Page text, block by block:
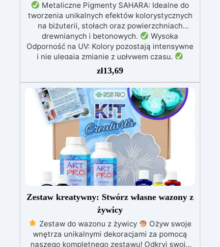
Metaliczne Pigmenty SAHARA: Idealne do
tworzenia unikalnych efektów kolorystycznych
na biżuterii, stołach oraz powierzchniach
drewnianych i betonowych.
Wysoka
Odporność na UV: Kolory pozostają intensywne
i nie ulegają zmianie z upływem czasu.
Wszechstronność Zastosowania: Doskonałe do
żywicy epoksydowej, rękodzieła, modelarstwa i
dekoracji.
Dostępne w Dwóch Rozmiarach:
Opakowania 10 g i 100 g, dostosowane do
różnych potrzeb użytkowników.
Szeroka
Paleta Kolorów: Bogata gama metalicznych i
perłowych odcieni, w tym złoto, miedź,
niebieski, zielony i wiele innych.
zł13,69
Zestaw kreatywny: Stwórz własne wazony z
żywicy
Zestaw do wazonu z żywicy
Ożyw swoje
wnętrza unikalnymi dekoracjami za pomocą
naszego kompletnego zestawu! Odkryj swoją